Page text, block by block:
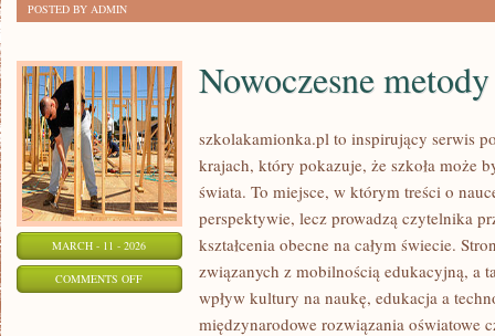
POSTED BY ADMIN
MARCH - 11 - 2026
COMMENTS OFFON
NOWOCZESNE
Nowoczesne
szkolakamionka.pl to inspirujący serwis
krajach, który pokazuje, że szkoła może
świata. To miejsce, w którym treści o
perspektywie, lecz prowadzą czytelnika
kształcenia obecne na całym świecie.
związanych z mobilnością edukacyjną, a
wpływ kultury na naukę, edukacja a
międzynarodowe rozwiązania oświatowe